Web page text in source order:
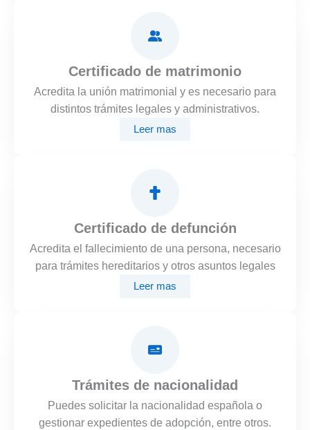
Certificado de matrimonio
Acredita la unión matrimonial y es necesario para
distintos trámites legales y administrativos.
Leer mas
Certificado de defunción
Acredita el fallecimiento de una persona, necesario
para trámites hereditarios y otros asuntos legales
Leer mas
Trámites de nacionalidad
Puedes solicitar la nacionalidad española o
gestionar expedientes de adopción, entre otros.